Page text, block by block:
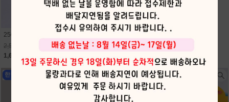
2500먼작귀12색미니원목색연필
2,500원
1,630원
2,000원